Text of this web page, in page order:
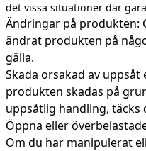
det vissa situationer där
Ändringar på produkten:
ändrat produkten på
gälla.
Skada orsakad av
produkten skadas på
uppsåtlig handling, täcks
Öppna eller
Om du har manipulerat